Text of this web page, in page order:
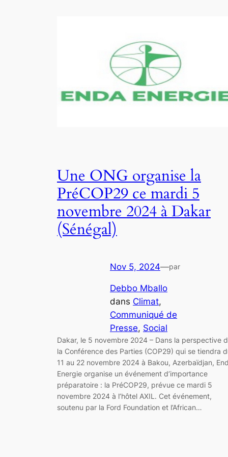
Une ONG organise la
PréCOP29 ce mardi 5
novembre 2024 à Dakar
(Sénégal)
Nov 5, 2024—par
Debbo Mballo
dans Climat
Communiqué de
Presse, Social
Dakar, le 5 novembre 2024 – Dans la perspective
la Conférence des Parties (COP29) qui se tiendra
11 au 22 novembre 2024 à Bakou, Azerbaïdjan,
Energie organise un événement d’importance
préparatoire : la PréCOP29, prévue ce mardi 5
novembre 2024 à l’hôtel AXIL. Cet événement,
soutenu par la Ford Foundation et l’African…